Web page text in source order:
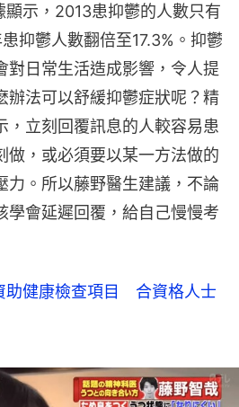
顯示，2013患抑鬱的人數只有
抑鬱人數翻倍至17.3%。抑鬱
對日常生活造成影響，令人提
辦法可以舒緩抑鬱症狀呢？精
，立刻回覆訊息的人較容易患
做，或必須要以某一方法做的
力。所以藤野醫生建議，不論
學會延遲回覆，給自己慢慢考
助健康檢查項目 合資格人士